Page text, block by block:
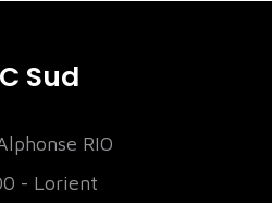
Sud
RIO
- Lorient